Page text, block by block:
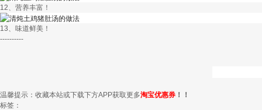
12、营养丰富！
13、味道鲜美！
----------
温馨提示：收藏本站或下载下方APP获取更多淘宝优惠券 ！！
标签：